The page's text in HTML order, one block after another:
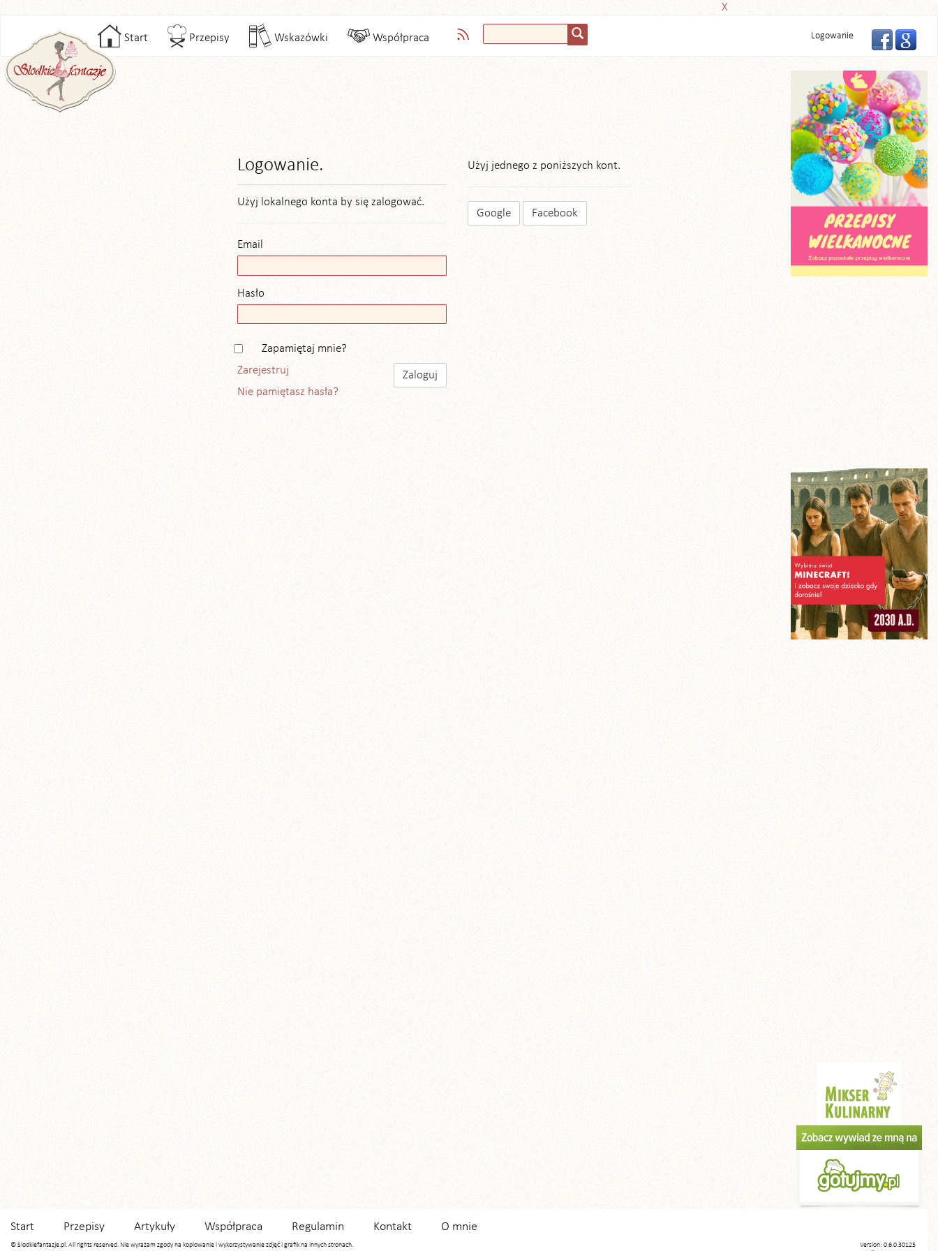
X
Start Przepisy Wskazówki Współpraca Logowanie
Logowanie.
Użyj lokalnego konta by się zalogować.
Email
Hasło
Zapamiętaj mnie?
Zarejestruj
Nie pamiętasz hasła?
Użyj jednego z poniższych kont.
Google Facebook
Start Przepisy Artykuły Współpraca Regulamin Kontakt O mnie
© Slodkiefantazje.pl. All rights reserved. Nie wyrażam zgody na kopiowanie i wykorzystywanie zdjęć i grafik na innych stronach.
Version: 0.6.0.30125